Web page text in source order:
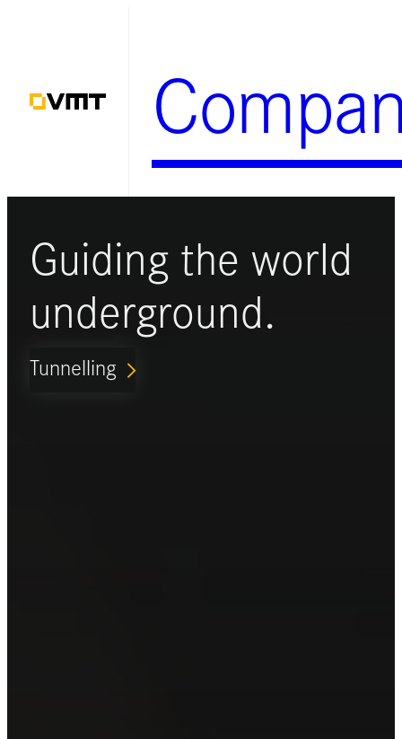
springen
Guiding the world
underground.
Tunnelling ARROW_FORWARD_IOS